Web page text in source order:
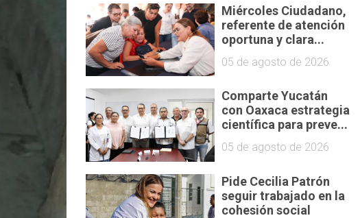
Miércoles Ciudadano,
referente de atención
oportuna y clara...
05 de agosto de 2026
Comparte Yucatán
con Oaxaca estrategia
científica para preve...
05 de agosto de 2026
Pide Cecilia Patrón
seguir trabajado en la
cohesión social